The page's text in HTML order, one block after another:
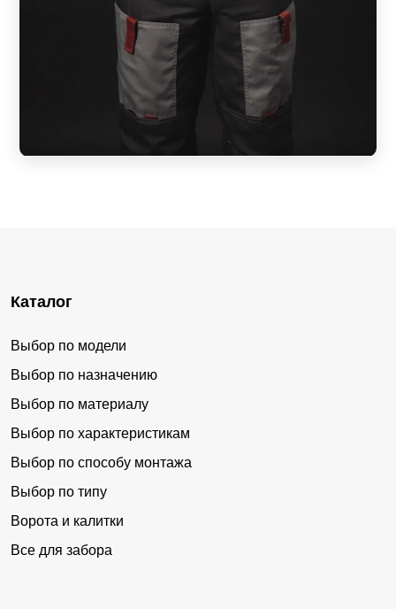
Каталог
Выбор по модели
Выбор по назначению
Выбор по материалу
Выбор по характеристикам
Выбор по способу монтажа
Выбор по типу
Ворота и калитки
Все для забора